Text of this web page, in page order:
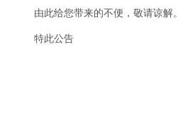
由此给您带来的不便，敬请谅解。
特此公告